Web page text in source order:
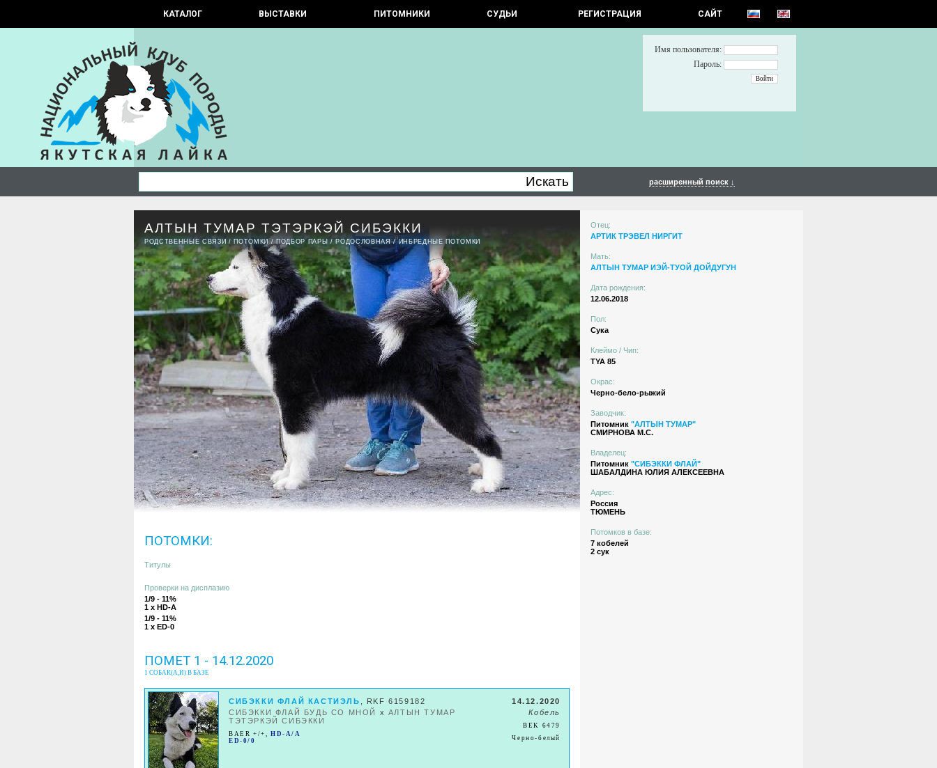
КАТАЛОГ ВЫСТАВКИ ПИТОМНИКИ СУДЬИ РЕГИСТРАЦИЯ САЙТ
Имя пользователя:
Пароль:
расширенный поиск ↓
АЛТЫН ТУМАР ТЭТЭРКЭЙ СИБЭККИ
РОДСТВЕННЫЕ СВЯЗИ / ПОТОМКИ/ ПОДБОР ПАРЫ / РОДОСЛОВНАЯ/ИНБРЕДНЫЕ ПОТОМКИ
ПОТОМКИ:
Титулы
Проверки на дисплазию
1/9 - 11%
1 x HD-A
1/9 - 11%
1 x ED-0
ПОМЕТ 1 - 14.12.2020
1 СОБАК(А,И) В БАЗЕ
СИБЭККИ ФЛАЙ КАСТИЭЛЬ
, RKF 6159182
СИБЭККИ ФЛАЙ БУДЬ СО МНОЙ
x АЛТЫН ТУМАР
ТЭТЭРКЭЙ СИБЭККИ
BAER +/+ ,HD-A/A
ED-0/0
14.12.2020
Кобель
BEK 6479
Черно-белый
Отец:
АРТИК ТРЭВЕЛ НИРГИТ
Мать:
АЛТЫН ТУМАР ИЭЙ-ТУОЙ ДОЙДУГУН
Дата рождения:
12.06.2018
Пол:
Сука
Клеймо / Чип:
TYA 85
Окрас:
Черно-бело-рыжий
Заводчик:
Питомник "АЛТЫН ТУМАР"
СМИРНОВА М.C.
Владелец:
Питомник "СИБЭККИ ФЛАЙ"
ШАБАЛДИНА ЮЛИЯ АЛЕКСЕЕВНА
Адрес:
Россия
ТЮМЕНЬ
Потомков в базе:
7 кобелей
2 сук